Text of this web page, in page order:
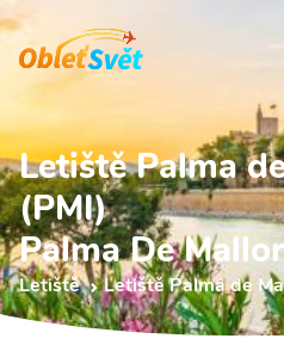
Letiště Palma
(PMI)
Palma De
Letiště Letiště Palma de